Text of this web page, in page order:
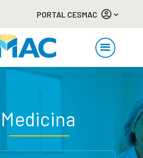
PORTAL CESMAC
Medicina